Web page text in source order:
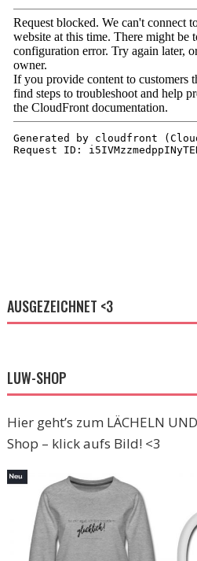
AUSGEZEICHNET <3
LUW-SHOP
Hier geht’s zum LÄCHELN
Shop – klick aufs Bild! <3